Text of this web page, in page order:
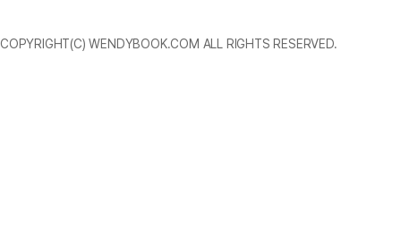
COPYRIGHT(C) WENDYBOOK.COM ALL RIGHTS RESERVED.